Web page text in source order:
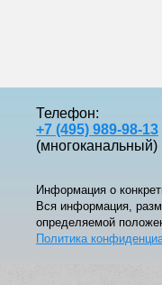
Телефон:
+7 (495) 989-98-13
(многоканальный)
Информация о
Вся информация,
определяемой
Политика